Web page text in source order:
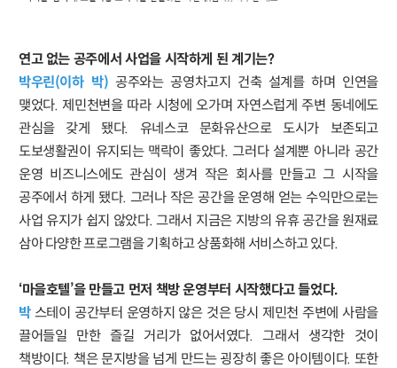
연고 없는 공주에서 사업을 시작하게 된 계기는?
박우린(이하 박) 공주와는 공영차고지 건축 설계를 하며 인연을
맺었다. 제민천변을 따라 시청에 오가며 자연스럽게 주변 동네에도
관심을 갖게 됐다. 유네스코 문화유산으로 도시가 보존되고
도보생활권이 유지되는 맥락이 좋았다. 그러다 설계뿐 아니라 공간
운영 비즈니스에도 관심이 생겨 작은 회사를 만들고 그 시작을
공주에서 하게 됐다. 그러나 작은 공간을 운영해 얻는 수익만으로는
사업 유지가 쉽지 않았다. 그래서 지금은 지방의 유휴 공간을 원재료
삼아 다양한 프로그램을 기획하고 상품화해 서비스하고 있다.
‘마을호텔’을 만들고 먼저 책방 운영부터 시작했다고 들었다.
박스테이 공간부터 운영하지 않은 것은 당시 제민천 주변에 사람을
끌어들일 만한 즐길 거리가 없어서였다. 그래서 생각한 것이
책방이다. 책은 문지방을 넘게 만드는 굉장히 좋은 아이템이다. 또한